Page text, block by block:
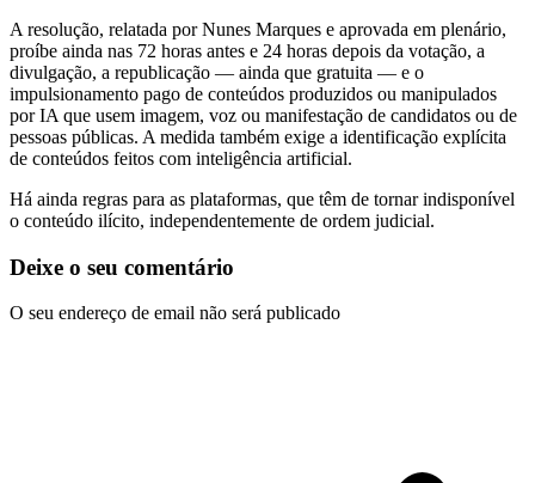
A resolução, relatada por Nunes Marques e aprovada em plenário,
proíbe ainda nas 72 horas antes e 24 horas depois da votação, a
divulgação, a republicação — ainda que gratuita — e o
impulsionamento pago de conteúdos produzidos ou manipulados
por IA que usem imagem, voz ou manifestação de candidatos ou de
pessoas públicas. A medida também exige a identificação explícita
de conteúdos feitos com inteligência artificial.
Há ainda regras para as plataformas, que têm de tornar indisponível
o conteúdo ilícito, independentemente de ordem judicial.
Deixe o seu comentário
O seu endereço de email não será publicado